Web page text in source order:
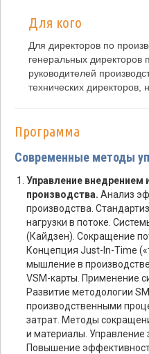
Для кого
Для директоров по
генеральных директоров
руководителей
технических директоров,
Программа
Современные методы
Управление
производства. Анализ
производства.
нагрузки в потоке.
(Кайдзен). Сокращение
Концепция Just-In-Time
мышление в
VSM-карты. Применение
Развитие методологии
производственными
затрат. Методы
и материалы. Управление
Повышение